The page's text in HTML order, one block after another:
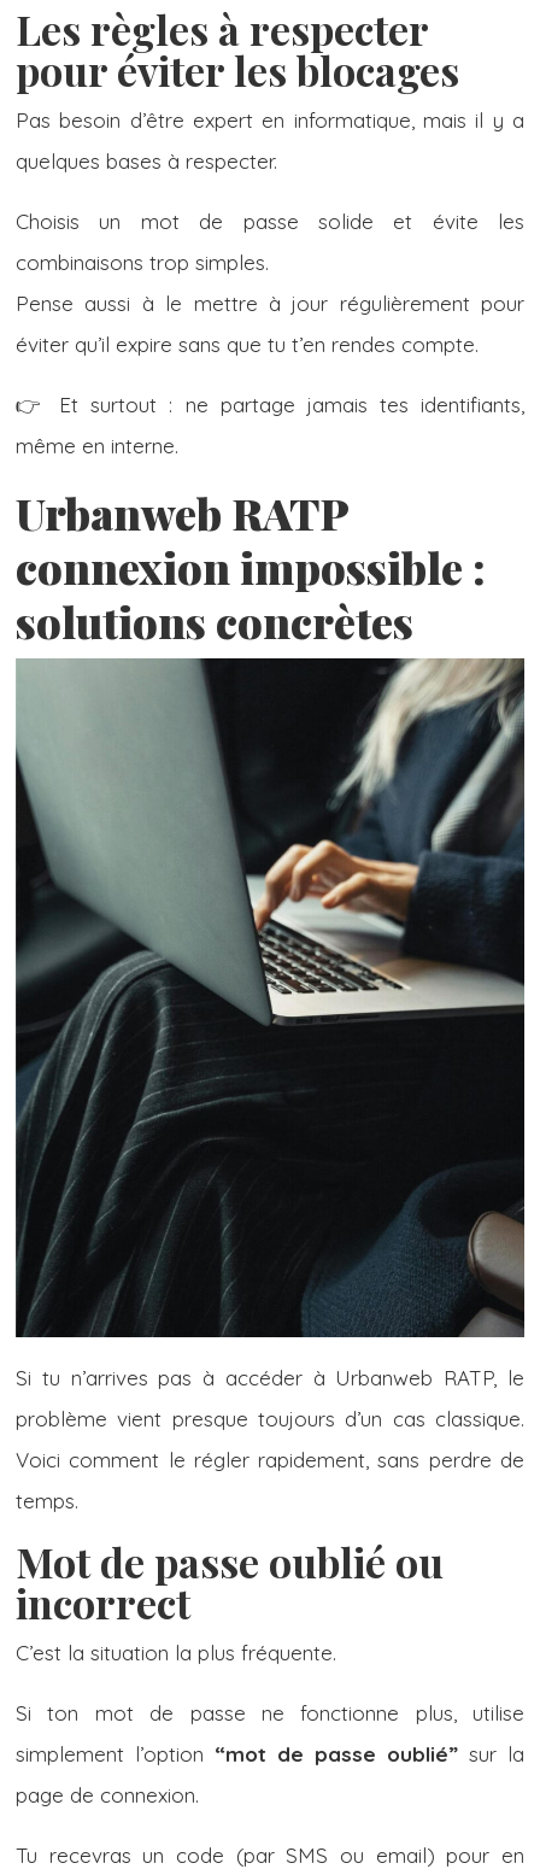
Les règles à respecter
pour éviter les blocages
Pas besoin d’être expert en informatique, mais il y a
quelques bases à respecter.
Choisis un mot de passe solide et évite les
combinaisons trop simples.
Pense aussi à le mettre à jour régulièrement pour
éviter qu’il expire sans que tu t’en rendes compte.
👉 Et surtout : ne partage jamais tes identifiants,
même en interne.
Urbanweb RATP
connexion impossible :
solutions concrètes
Si tu n’arrives pas à accéder à Urbanweb RATP, le
problème vient presque toujours d’un cas classique.
Voici comment le régler rapidement, sans perdre de
temps.
Mot de passe oublié ou
incorrect
C’est la situation la plus fréquente.
Si ton mot de passe ne fonctionne plus, utilise
simplement l’option “mot de passe oublié” sur la
page de connexion.
Tu recevras un code (par SMS ou email) pour en